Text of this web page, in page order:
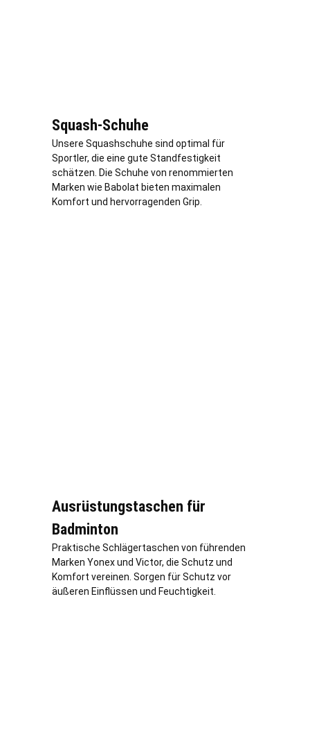
Squash-Schuhe
Unsere Squashschuhe sind optimal für
Sportler, die eine gute Standfestigkeit
schätzen. Die Schuhe von renommierten
Marken wie Babolat bieten maximalen
Komfort und hervorragenden Grip.
Ausrüstungstaschen für
Badminton
Praktische Schlägertaschen von führenden
Marken Yonex und Victor, die Schutz und
Komfort vereinen. Sorgen für Schutz vor
äußeren Einflüssen und Feuchtigkeit.